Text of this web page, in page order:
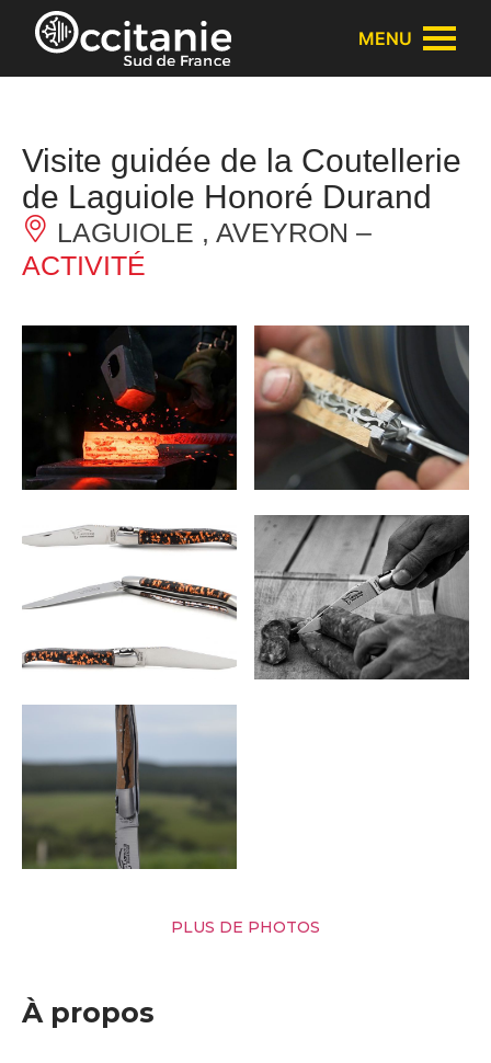
Panneau de gestion des cookies
MENU
Visite guidée de la Coutellerie
de Laguiole Honoré Durand
LAGUIOLE , AVEYRON –
ACTIVITÉ
PLUS DE PHOTOS
À propos